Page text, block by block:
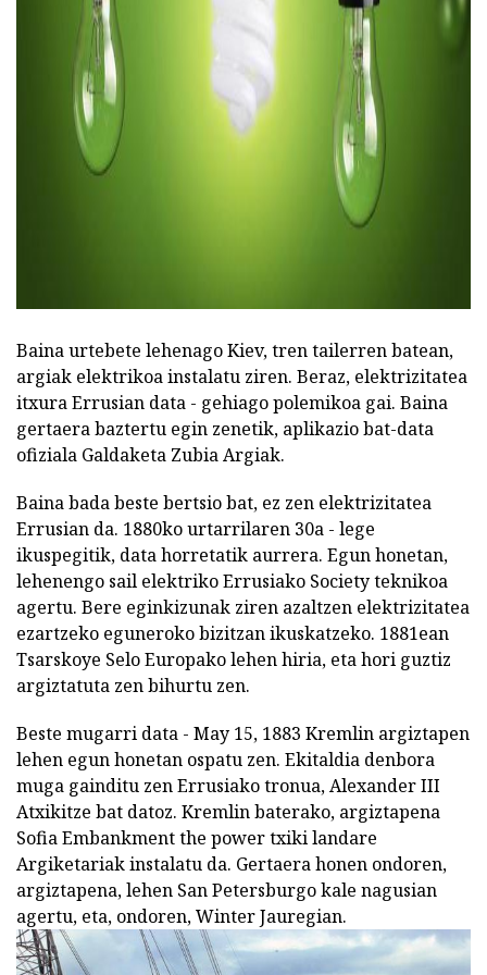
Baina urtebete lehenago Kiev, tren tailerren batean,
argiak elektrikoa instalatu ziren. Beraz, elektrizitatea
itxura Errusian data - gehiago polemikoa gai. Baina
gertaera baztertu egin zenetik, aplikazio bat-data
ofiziala Galdaketa Zubia Argiak.
Baina bada beste bertsio bat, ez zen elektrizitatea
Errusian da. 1880ko urtarrilaren 30a - lege
ikuspegitik, data horretatik aurrera. Egun honetan,
lehenengo sail elektriko Errusiako Society teknikoa
agertu. Bere eginkizunak ziren azaltzen elektrizitatea
ezartzeko eguneroko bizitzan ikuskatzeko. 1881ean
Tsarskoye Selo Europako lehen hiria, eta hori guztiz
argiztatuta zen bihurtu zen.
Beste mugarri data - May 15, 1883 Kremlin argiztapen
lehen egun honetan ospatu zen. Ekitaldia denbora
muga gainditu zen Errusiako tronua, Alexander III
Atxikitze bat datoz. Kremlin baterako, argiztapena
Sofia Embankment the power txiki landare
Argiketariak instalatu da. Gertaera honen ondoren,
argiztapena, lehen San Petersburgo kale nagusian
agertu, eta, ondoren, Winter Jauregian.